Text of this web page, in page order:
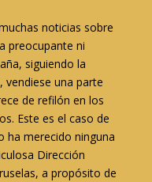
noticias sobre
preocupante ni
siguiendo la
vendiese una parte
de refilón en los
Este es el caso de
ha merecido ninguna
Dirección
a propósito de